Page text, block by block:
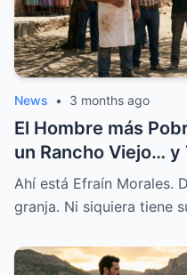
News • 3 months ago
El Hombre más
un Rancho Viejo… y
Hasta que Pasó
Ahí está Efraín Morales.
granja. Ni siquiera tiene